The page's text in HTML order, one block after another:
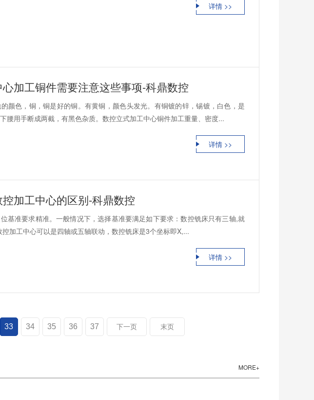
详情 >>
加工铜件需要注意这些事项-科鼎数控
颜色，铜，铜是好的铜。有黄铜，颜色头发光。有铜镀的锌，锡镀，白色，是
腰用手断成两截，有黑色杂质。数控立式加工中心铜件加工重量、密度...
详情 >>
加工中心的区别-科鼎数控
基准要求精准。一般情况下，选择基准要满足如下要求：数控铣床只有三轴,就
控加工中心可以是四轴或五轴联动，数控铣床是3个坐标即X,...
详情 >>
33 34 35 36 37 下一页 末页
MORE+